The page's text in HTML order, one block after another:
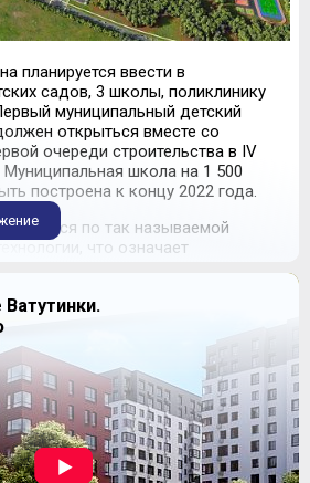
планируется ввести в
садов, 3 школы, поликлинику
муниципальный детский
открыться вместе со
очереди строительства в IV
Муниципальная школа на 1 500
построена к концу 2022 года.
строятся по так называемой
что означает
выступает Воронежский
жилых и нежилых модулей,
на месте в готовые
секций), 680 квартир, 26
– РВЭ получено в III